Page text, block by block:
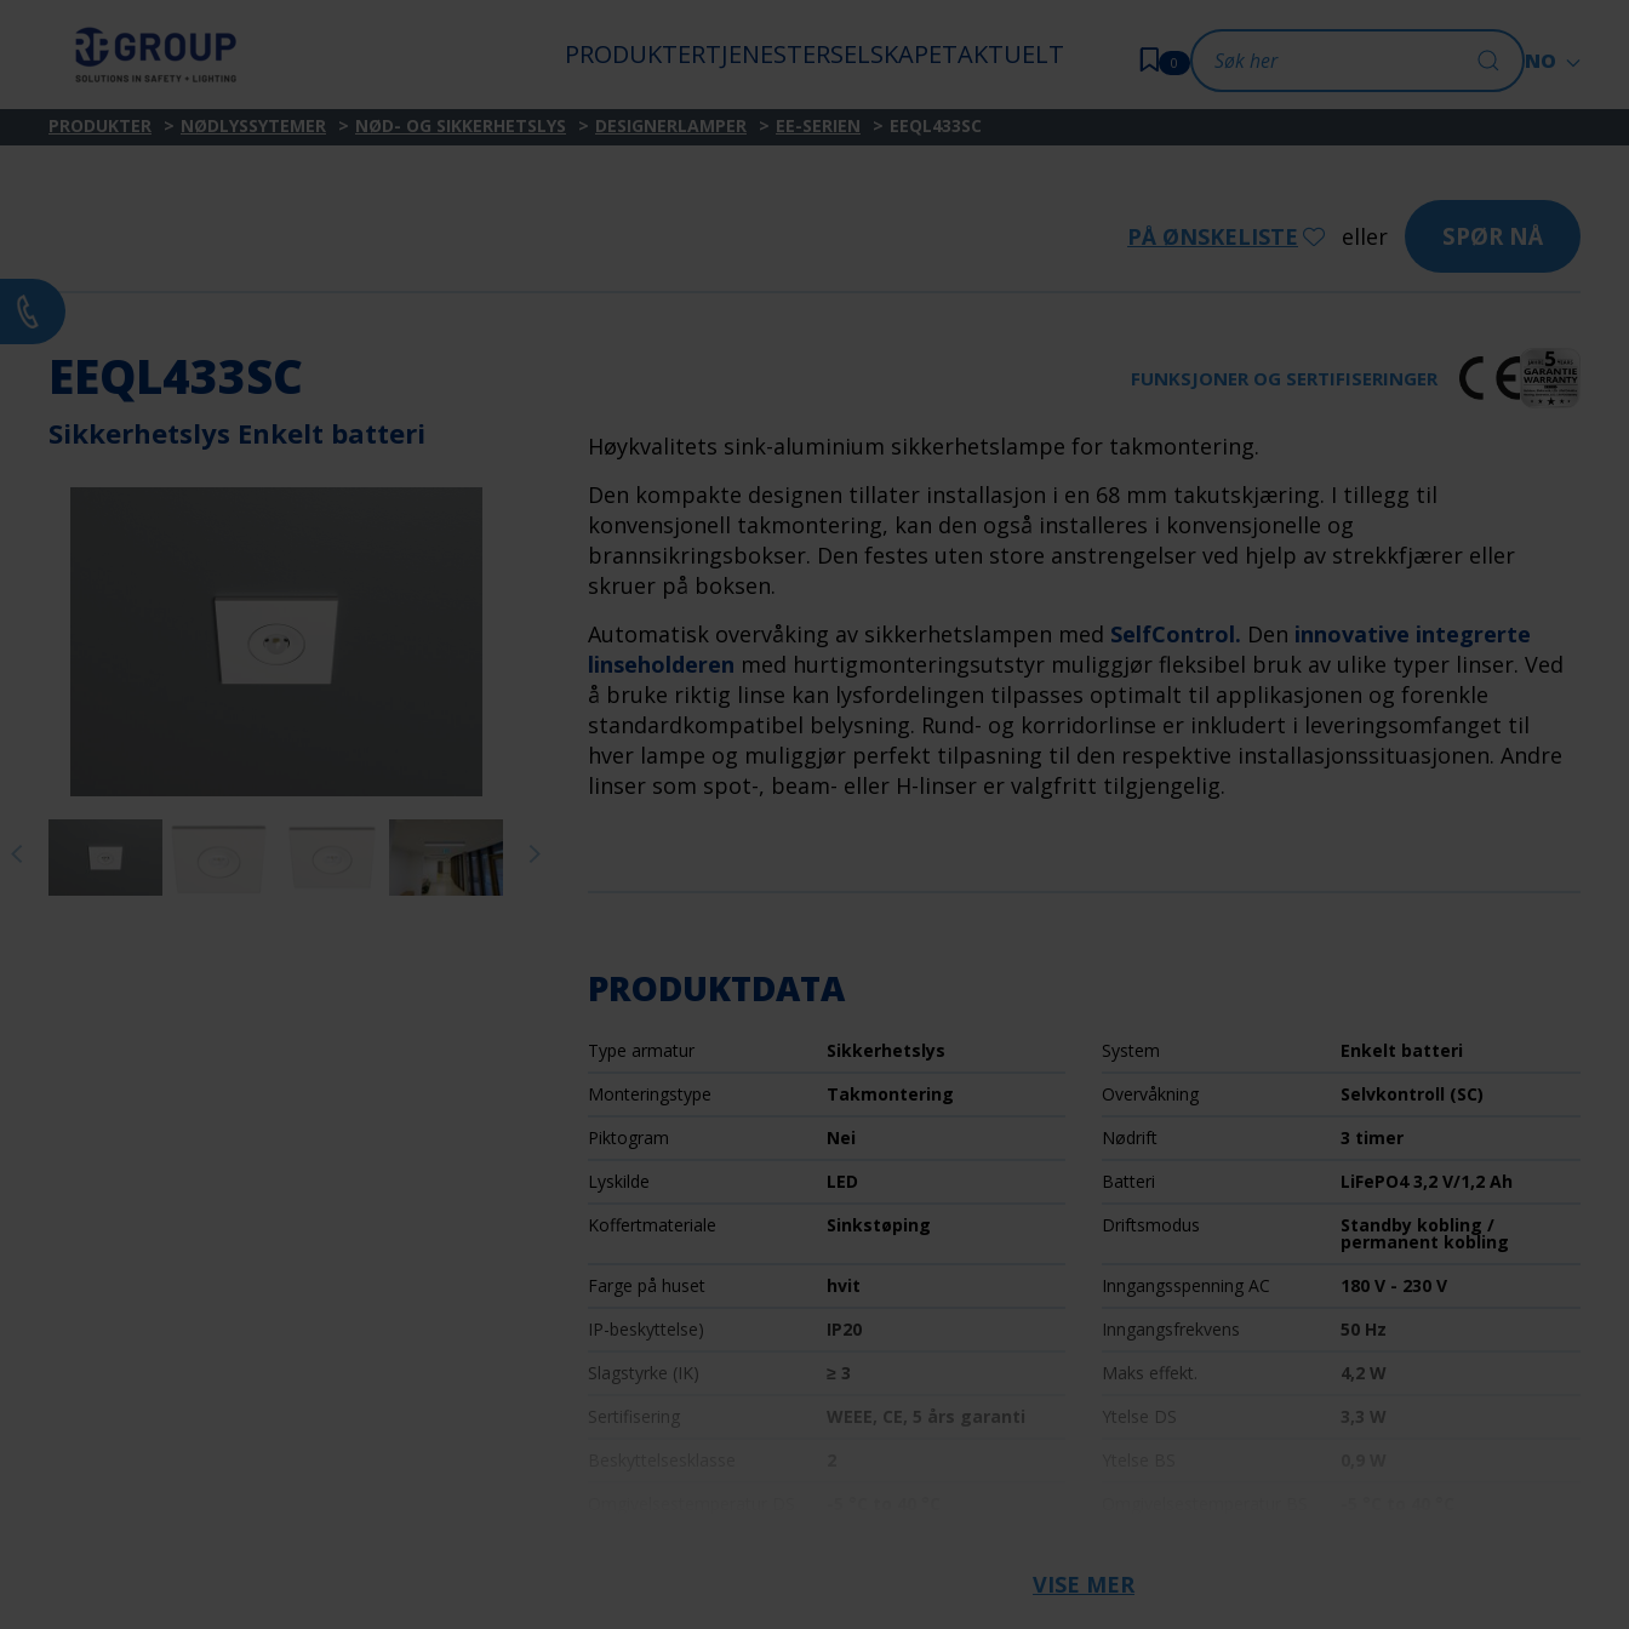
PRODUKTERTJENESTERSELSKAPETAKTUELT 0 NO
PRODUKTER NØDLYSSYTEMER NØD- OG SIKKERHETSLYS DESIGNERLAMPER EE-SERIEN EEQL433SC
PÅ ØNSKELISTE eller SPØR NÅ
EEQL433SC
Sikkerhetslys Enkelt batteri
FUNKSJONER OG SERTIFISERINGER
Høykvalitets sink-aluminium sikkerhetslampe for takmontering.
Den kompakte designen tillater installasjon i en 68 mm takutskjæring. I tillegg til
konvensjonell takmontering, kan den også installeres i konvensjonelle og
brannsikringsbokser. Den festes uten store anstrengelser ved hjelp av strekkfjærer eller
skruer på boksen.
Automatisk overvåking av sikkerhetslampen med SelfControl. Den innovative integrerte
linseholderen med hurtigmonteringsutstyr muliggjør fleksibel bruk av ulike typer linser. Ved
å bruke riktig linse kan lysfordelingen tilpasses optimalt til applikasjonen og forenkle
standardkompatibel belysning. Rund- og korridorlinse er inkludert i leveringsomfanget til
hver lampe og muliggjør perfekt tilpasning til den respektive installasjonssituasjonen. Andre
linser som spot-, beam- eller H-linser er valgfritt tilgjengelig.
PRODUKTDATA
Type armatur Sikkerhetslys System
Enkelt batteri
Monteringstype
Takmontering Overvåkning
Selvkontroll (SC)
Piktogram
Nei Nødrift
3 timer
Lyskilde
LED Batteri
LiFePO4 3,2 V/1,2 Ah
Koffertmateriale
Sinkstøping Driftsmodus Standby kobling /
permanent kobling
Farge på huset
hvit Inngangsspenning AC
180 V - 230 V
IP-beskyttelse)
IP20 Inngangsfrekvens
50 Hz
Slagstyrke (IK)
≥ 3 Maks effekt.
4,2 W
Sertifisering
WEEE, CE, 5 års garanti Ytelse DS
3,3 W
Installasjonsdiameter
VISE MER